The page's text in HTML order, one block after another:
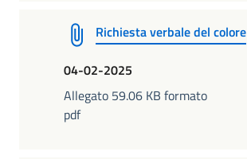
Richiesta verbale del colore
04-02-2025
Allegato 59.06 KB formato
pdf